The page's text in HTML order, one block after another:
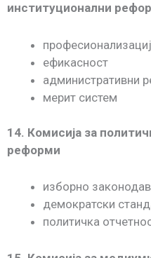
институционални
ефикасност
административни
мерит систем
14. Комисија за
реформи
изборно
демократски
политичка